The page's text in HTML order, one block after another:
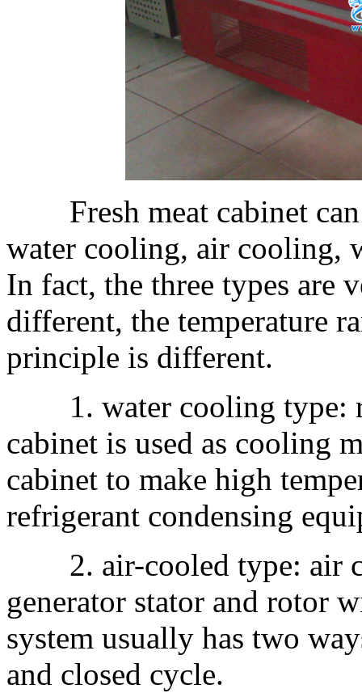
Fresh meat cabinet can
water cooling, air cooling,
In fact, the three types are
different, the temperature
principle is different.
1. water cooling type:
cabinet is used as cooling
cabinet to make high
refrigerant condensing
2. air-cooled type: air
generator stator and rotor
system usually has two
and closed cycle.